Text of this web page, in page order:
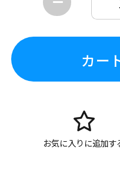
カー
お気に入りに追加す